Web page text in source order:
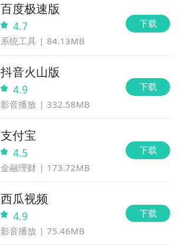
百度极速版
4.7
系统工具 84.13MB
下载
抖音火山版
4.9
影音播放 332.58MB
下载
支付宝
4.5
金融理财 173.72MB
下载
西瓜视频
4.9
影音播放 75.46MB
下载